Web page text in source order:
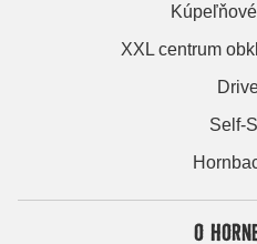
XXL centrum
Self-
O